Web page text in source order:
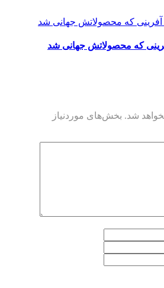
که محصولاتش جهانی شد
شد. بخش‌های موردنیاز